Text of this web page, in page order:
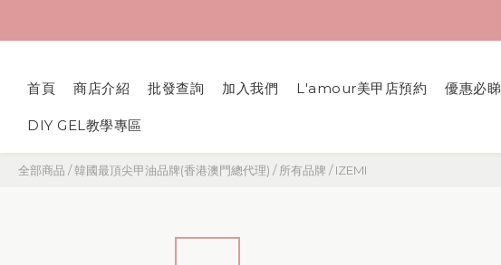
首頁 商店介紹 批發查詢 加入我們 L'amour美甲店預約 優惠必睇
DIY GEL教學專區
全部商品 /韓國最頂尖甲油品牌(香港澳門總代理) /所有品牌 /IZEMI